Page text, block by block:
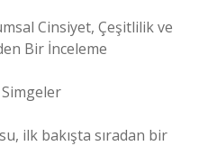
Cinsiyet, Çeşitlilik ve
Bir İnceleme
ilk bakışta sıradan bir